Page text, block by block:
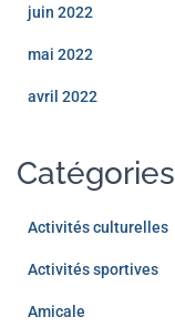
juin 2022
mai 2022
avril 2022
Catégories
Activités culturelles
Activités sportives
Amicale